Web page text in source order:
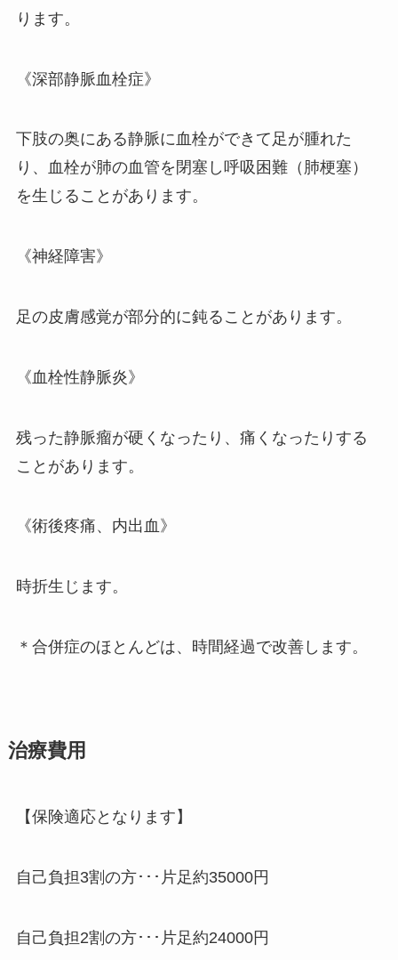
ります。
《深部静脈血栓症》
下肢の奥にある静脈に血栓ができて足が腫れた
り、血栓が肺の血管を閉塞し呼吸困難（肺梗塞）
を生じることがあります。
《神経障害》
足の皮膚感覚が部分的に鈍ることがあります。
《血栓性静脈炎》
残った静脈瘤が硬くなったり、痛くなったりする
ことがあります。
《術後疼痛、内出血》
時折生じます。
＊合併症のほとんどは、時間経過で改善します。
治療費用
【保険適応となります】
自己負担3割の方･･･片足約35000円
自己負担2割の方･･･片足約24000円